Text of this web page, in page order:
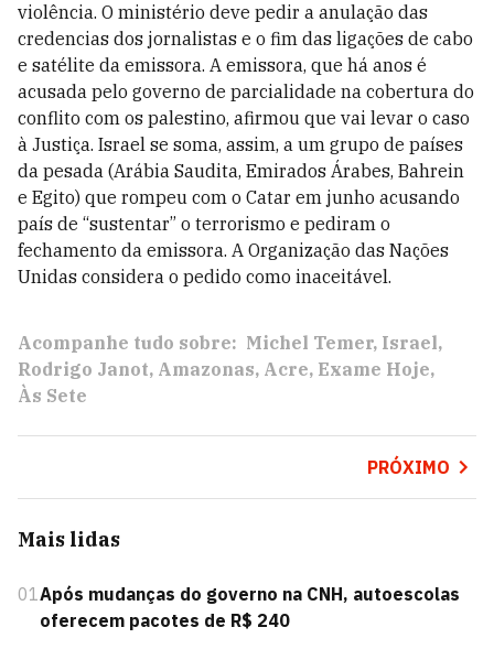
violência. O ministério deve pedir a anulação das
credencias dos jornalistas e o fim das ligações de cabo
e satélite da emissora. A emissora, que há anos é
acusada pelo governo de parcialidade na cobertura do
conflito com os palestino, afirmou que vai levar o caso
à Justiça. Israel se soma, assim, a um grupo de países
da pesada (Arábia Saudita, Emirados Árabes, Bahrein
e Egito) que rompeu com o Catar em junho acusando
país de “sustentar” o terrorismo e pediram o
fechamento da emissora. A Organização das Nações
Unidas considera o pedido como inaceitável.
Acompanhe tudo sobre: Michel Temer Israel
Rodrigo Janot Amazonas Acre Exame Hoje
Às Sete
PRÓXIMO
Mais lidas
01Após mudanças do governo na CNH, autoescolas
oferecem pacotes de R$ 240